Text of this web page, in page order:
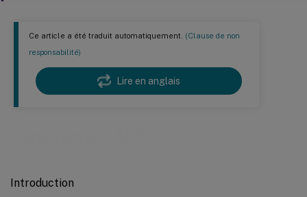
Ce article a été traduit automatiquement. (Clause de non
responsabilité)
Lire en anglais
Introduction